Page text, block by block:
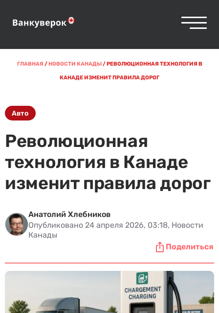
ГЛАВНАЯ /НОВОСТИ КАНАДЫ/РЕВОЛЮЦИОННАЯ ТЕХНОЛОГИЯ В
КАНАДЕ ИЗМЕНИТ ПРАВИЛА ДОРОГ
Авто
Революционная
технология в Канаде
изменит правила дорог
Анатолий Хлебников
Опубликовано 24 апреля 2026, 03:18, Новости
Канады
Поделиться